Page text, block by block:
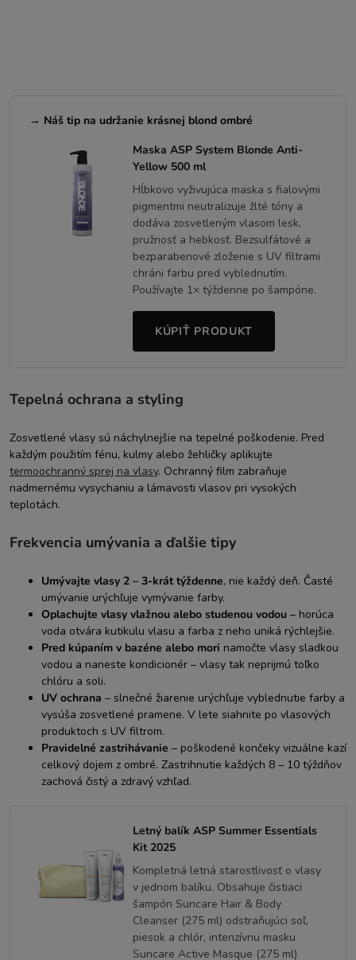
→ Náš tip na udržanie krásnej blond ombré
Maska ASP System Blonde Anti-
Yellow 500 ml
Hĺbkovo vyživujúca maska s fialovými
pigmentmi neutralizuje žlté tóny a
dodáva zosvetleným vlasom lesk,
pružnosť a hebkosť. Bezsulfátové a
bezparabenové zloženie s UV filtrami
chráni farbu pred vyblednutím.
Používajte 1× týždenne po šampóne.
KÚPIŤ PRODUKT
Tepelná ochrana a styling
Zosvetlené vlasy sú náchylnejšie na tepelné poškodenie. Pred
každým použitím fénu, kulmy alebo žehličky aplikujte
termoochranný sprej na vlasy. Ochranný film zabraňuje
nadmernému vysychaniu a lámavosti vlasov pri vysokých
teplotách.
Frekvencia umývania a ďalšie tipy
Umývajte vlasy 2 – 3-krát týždenne, nie každý deň. Časté
umývanie urýchľuje vymývanie farby.
Oplachujte vlasy vlažnou alebo studenou vodou – horúca
voda otvára kutikulu vlasu a farba z neho uniká rýchlejšie.
Pred kúpaním v bazéne alebo mori namočte vlasy sladkou
vodou a naneste kondicionér – vlasy tak neprijmú toľko
chlóru a soli.
UV ochrana – slnečné žiarenie urýchľuje vyblednutie farby a
vysúša zosvetlené pramene. V lete siahnite po vlasových
produktoch s UV filtrom.
Pravidelné zastrihávanie – poškodené končeky vizuálne kazí
celkový dojem z ombré. Zastrihnutie každých 8 – 10 týždňov
zachová čistý a zdravý vzhľad.
Letný balík ASP Summer Essentials
Kit 2025
Kompletná letná starostlivosť o vlasy
v jednom balíku. Obsahuje čistiaci
šampón Suncare Hair & Body
Cleanser (275 ml) odstraňujúci soľ,
piesok a chlór, intenzívnu masku
Suncare Active Masque (275 ml)